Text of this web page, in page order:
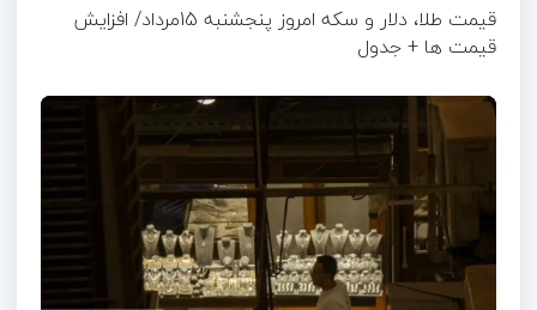
قیمت طلا، دلار و سکه امروز پنجشنبه 15مرداد/ افزایش
قیمت ها + جدول